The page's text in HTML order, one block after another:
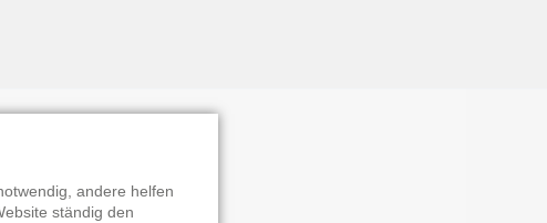
andere helfen
ständig den